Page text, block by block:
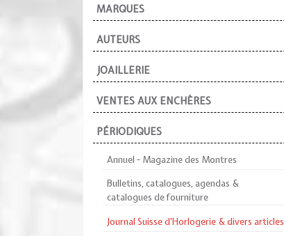
MARQUES
AUTEURS
JOAILLERIE
VENTES AUX ENCHÈRES
PÉRIODIQUES
Annuel - Magazine des Montres
Bulletins, catalogues, agendas &
catalogues de fourniture
Journal Suisse d'Horlogerie & divers articles